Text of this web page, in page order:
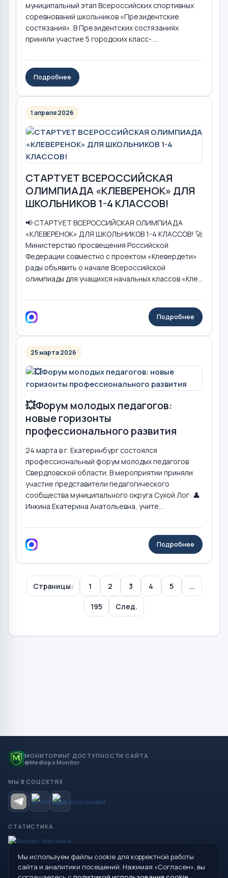
муниципальный этап Всероссийских спортивных
соревнований школьников «Президентские
состязания». В Президентских состязаниях
приняли участие 5 городских класс- ...
Подробнее
1 апреля 2026
СТАРТУЕТ ВСЕРОССИЙСКАЯ
ОЛИМПИАДА «КЛЕВЕРЕНОК» ДЛЯ
ШКОЛЬНИКОВ 1-4 КЛАССОВ!
📢 СТАРТУЕТ ВСЕРОССИЙСКАЯ ОЛИМПИАДА
«КЛЕВЕРЕНОК» ДЛЯ ШКОЛЬНИКОВ 1-4 КЛАССОВ! 🚀
Министерство просвещения Российской
Федерации совместно с проектом «Клевердети»
рады объявить о начале Всероссийской
олимпиады для учащихся начальных классов «Кле...
Подробнее
25 марта 2026
💥Форум молодых педагогов:
новые горизонты
профессионального развития
24 марта в г. Екатеринбург состоялся
профессиональный форум молодых педагогов
Свердловской области. В мероприятии приняли
участие представители педагогического
сообщества муниципального округа Сухой Лог: 👤
Инкина Екатерина Анатольевна, учите...
Подробнее
Страницы: 1 2 3 4 5 ...
195 След.
МОНИТОРИНГ ДОСТУПНОСТИ САЙТА
@Mediops Monitor
МЫ В СОЦСЕТЯХ
СТАТИСТИКА
© 2026 Управление образования Администрации МО
Сухой Лог
Мы используем файлы cookie для корректной работы
сайта и аналитики посещений. Нажимая «Согласен», вы